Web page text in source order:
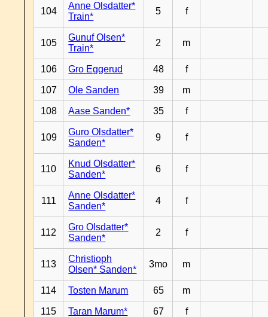
104
Anne Olsdatter*
Train*
5 f
105
Gunuf Olsen*
Train*
2 m
106 Gro Eggerud 48 f
107 Ole Sanden 39 m
108 Aase Sanden* 35 f
109
Guro Olsdatter*
Sanden*
9 f
110
Knud Olsdatter*
Sanden*
6 f
111
Anne Olsdatter*
Sanden*
4 f
112
Gro Olsdatter*
Sanden*
2 f
113
Christioph
Olsen* Sanden*
3mo m
114 Tosten Marum 65 m
115 Taran Marum* 67 f